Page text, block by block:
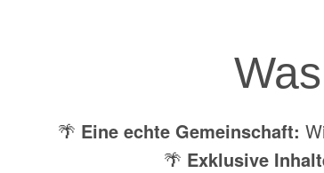
🌴 Eine echte Gemeinschaft:
🌴 Exklusive